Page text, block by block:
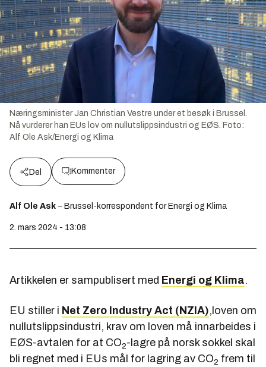
Næringsminister Jan Christian Vestre under et besøk i Brussel.
Nå vurderer han EUs lov om nullutslippsindustri og EØS. Foto:
Alf Ole Ask/Energi og Klima
Del Kommenter
Alf Ole Ask – Brussel-korrespondent for Energi og Klima
2. mars 2024 - 13:08
Artikkelen er sampublisert med Energi og Klima.
EU stiller i Net Zero Industry Act (NZIA),loven om
nullutslippsindustri, krav om loven må innarbeides i
EØS-avtalen for at CO2-lagre på norsk sokkel skal
bli regnet med i EUs mål for lagring av CO2 frem til